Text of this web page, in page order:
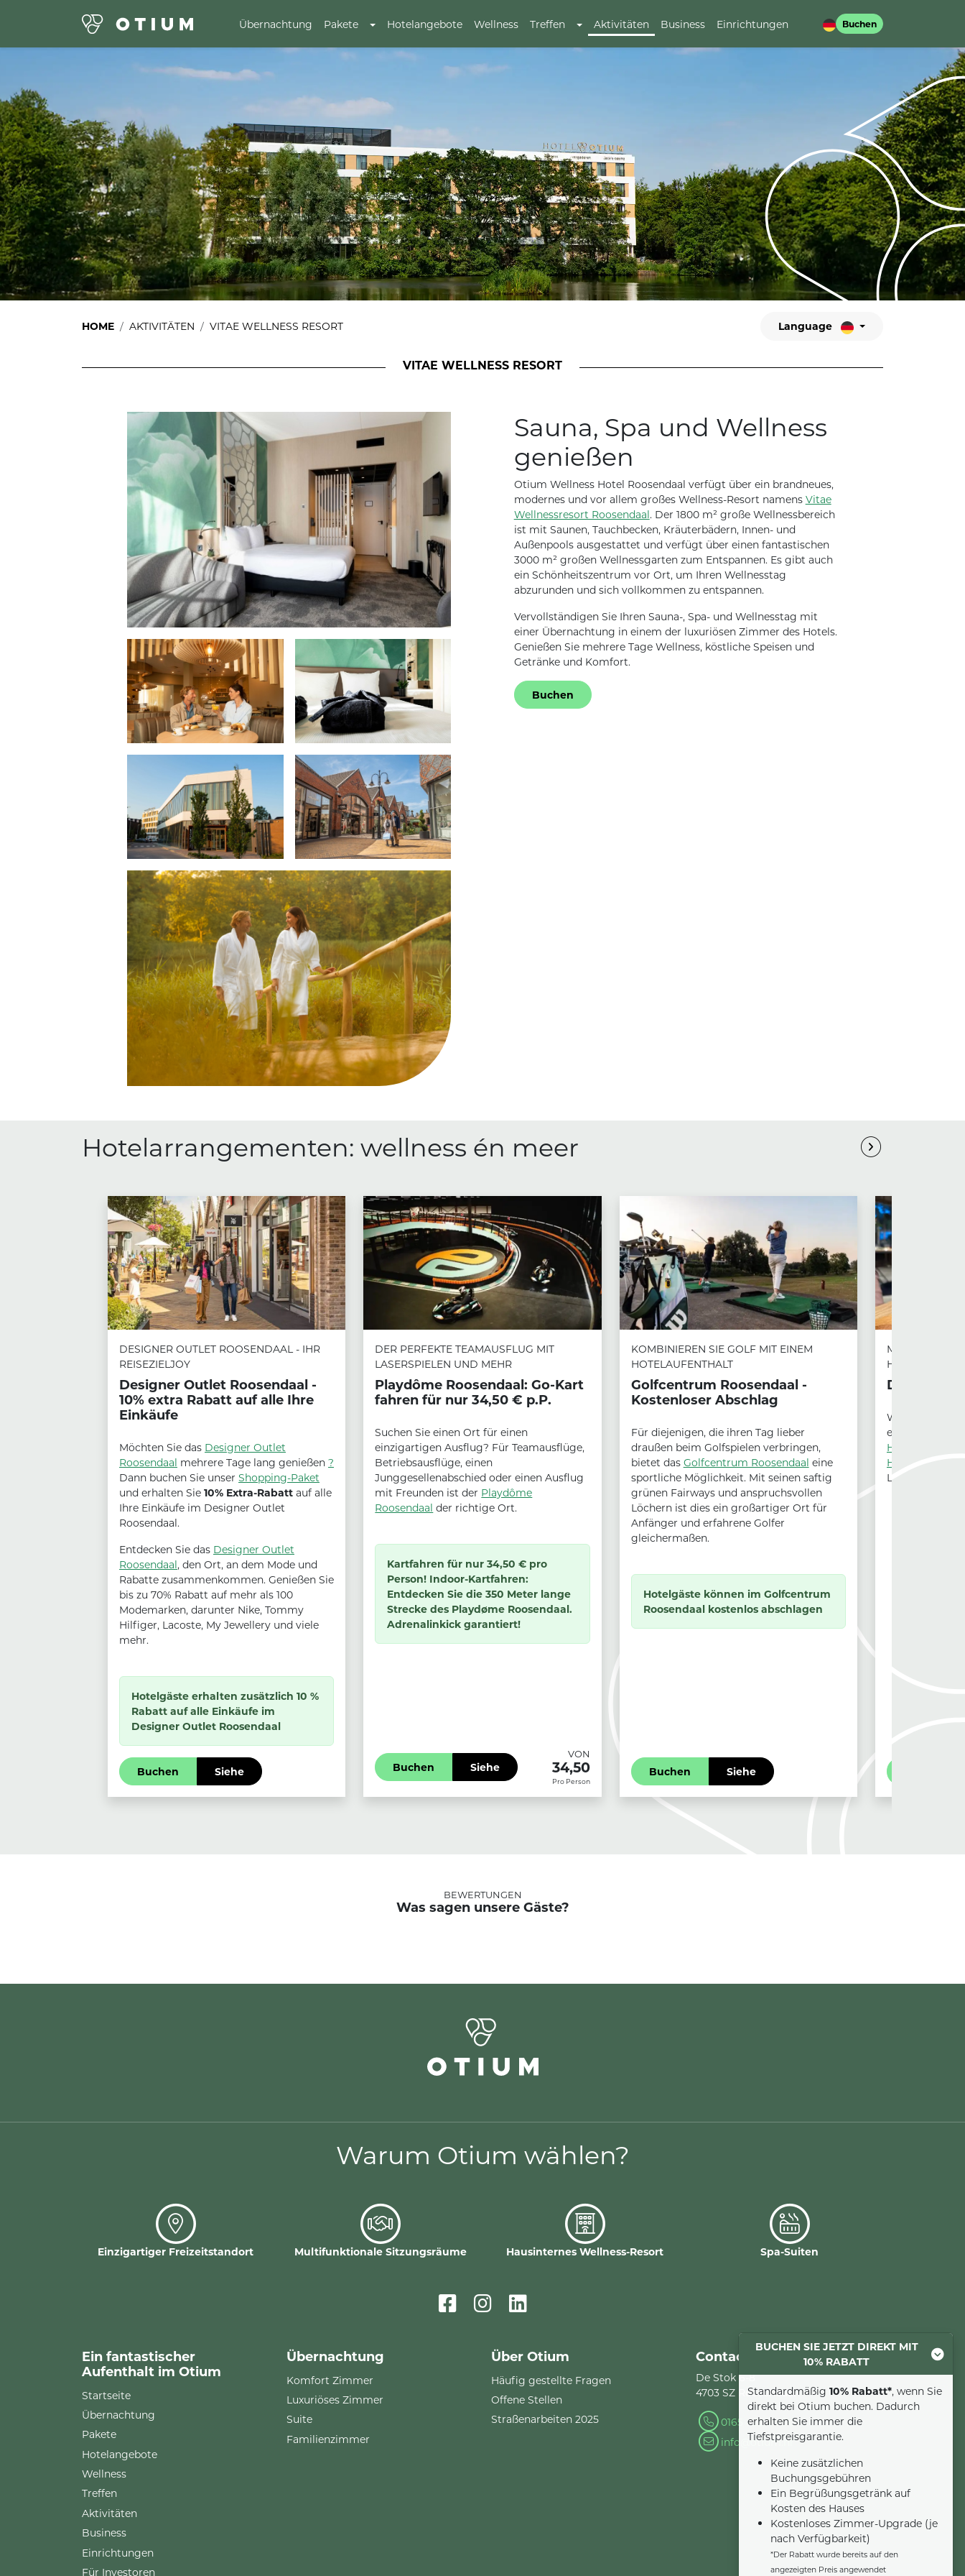
Übernachtung Pakete Hotelangebote Wellness Treffen Aktivitäten Business Einrichtungen Buchen
HOME AKTIVITÄTEN VITAE WELLNESS RESORT Language
VITAE WELLNESS RESORT
Sauna, Spa und Wellness
genießen
Otium Wellness Hotel Roosendaal verfügt über ein brandneues,
modernes und vor allem großes Wellness-Resort namens Vitae
Wellnessresort Roosendaal. Der 1800 m² große Wellnessbereich
ist mit Saunen, Tauchbecken, Kräuterbädern, Innen- und
Außenpools ausgestattet und verfügt über einen fantastischen
3000 m² großen Wellnessgarten zum Entspannen. Es gibt auch
ein Schönheitszentrum vor Ort, um Ihren Wellnesstag
abzurunden und sich vollkommen zu entspannen.
Vervollständigen Sie Ihren Sauna-, Spa- und Wellnesstag mit
einer Übernachtung in einem der luxuriösen Zimmer des Hotels.
Genießen Sie mehrere Tage Wellness, köstliche Speisen und
Getränke und Komfort.
Buchen
Hotelarrangementen: wellness én meer
DESIGNER OUTLET ROOSENDAAL - IHR
REISEZIELJOY
Designer Outlet Roosendaal -
10% extra Rabatt auf alle Ihre
Einkäufe
Möchten Sie das Designer Outlet
Roosendaal mehrere Tage lang genießen ?
Dann buchen Sie unser Shopping-Paket
und erhalten Sie 10% Extra-Rabatt auf alle
Ihre Einkäufe im Designer Outlet
Roosendaal.
Entdecken Sie das Designer Outlet
Roosendaal, den Ort, an dem Mode und
Rabatte zusammenkommen. Genießen Sie
bis zu 70% Rabatt auf mehr als 100
Modemarken, darunter Nike, Tommy
Hilfiger, Lacoste, My Jewellery und viele
mehr.
Hotelgäste erhalten zusätzlich 10 %
Rabatt auf alle Einkäufe im
Designer Outlet Roosendaal
Buchen Siehe
DER PERFEKTE TEAMAUSFLUG MIT
LASERSPIELEN UND MEHR
Playdôme Roosendaal: Go-Kart
fahren für nur 34,50 € p.P.
Suchen Sie einen Ort für einen
einzigartigen Ausflug? Für Teamausflüge,
Betriebsausflüge, einen
Junggesellenabschied oder einen Ausflug
mit Freunden ist der Playdôme
Roosendaal der richtige Ort.
Kartfahren für nur 34,50 € pro
Person! Indoor-Kartfahren:
Entdecken Sie die 350 Meter lange
Strecke des Playdøme Roosendaal.
Adrenalinkick garantiert!
Buchen Siehe
VON
34,50
Pro Person
KOMBINIEREN SIE GOLF MIT EINEM
HOTELAUFENTHALT
Golfcentrum Roosendaal -
Kostenloser Abschlag
Für diejenigen, die ihren Tag lieber
draußen beim Golfspielen verbringen,
bietet das Golfcentrum Roosendaal eine
sportliche Möglichkeit. Mit seinen saftig
grünen Fairways und anspruchsvollen
Löchern ist dies ein großartiger Ort für
Anfänger und erfahrene Golfer
gleichermaßen.
Hotelgäste können im Golfcentrum
Roosendaal kostenlos abschlagen
Buchen Siehe
MITTAG- UND
HOOIHUIS
Das
Wenn es
essen und
Hooihuis
Hooihuis
Leben schon
BUCHEN SIE JETZT DIREKT MIT
10% RABATT
Standardmäßig 10% Rabatt*, wenn Sie
direkt bei Otium buchen. Dadurch
erhalten Sie immer die
Tiefstpreisgarantie.
Keine zusätzlichen
Buchungsgebühren
Ein Begrüßungsgetränk auf
Kosten des Hauses
Kostenloses Zimmer-Upgrade (je
nach Verfügbarkeit)
*Der Rabatt wurde bereits auf den
angezeigten Preis angewendet
BEWERTUNGEN
Was sagen unsere Gäste?
Warum Otium wählen?
Einzigartiger Freizeitstandort Multifunktionale Sitzungsräume Hausinternes Wellness-Resort Spa-Suiten
Contact
De Stok 6-8
4703 SZ Roosendaal
0165 - 22 34 90
info@otium.nl
Ein fantastischer
Aufenthalt im Otium
Startseite
Übernachtung
Pakete
Hotelangebote
Wellness
Treffen
Aktivitäten
Business
Einrichtungen
Für Investoren
Übernachtung
Komfort Zimmer
Luxuriöses Zimmer
Suite
Familienzimmer
Über Otium
Häufig gestellte Fragen
Offene Stellen
Straßenarbeiten 2025